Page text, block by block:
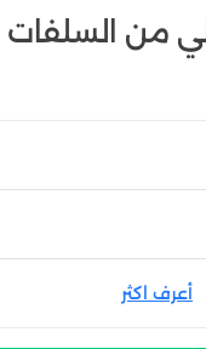
السلفات | 473مل
أعرف اكثر